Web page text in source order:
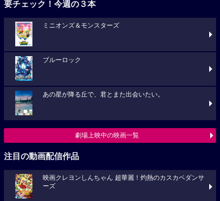
要チェック！今週の３本
ミニオンズ＆モンスターズ
ブルーロック
あの星が降る丘で、君とまた出会いたい。
劇場上映中の映画一覧
注目の動画配信作品
映画クレヨンしんちゃん 超華麗！灼熱のカスカベダンサ
ーズ